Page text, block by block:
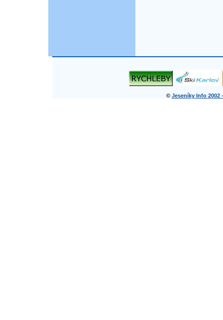
© Jeseníky Info 2002